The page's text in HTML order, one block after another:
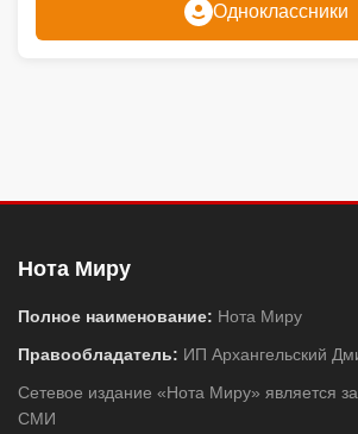
Одноклассники
Нота Миру
Полное наименование: Нота Миру
Правообладатель: ИП Архангельский
Сетевое издание «Нота Миру» является
СМИ